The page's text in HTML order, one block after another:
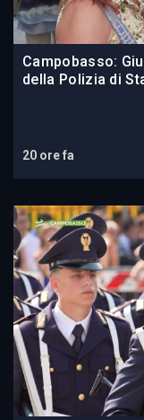
Campobasso:
della Polizia di
20 ore fa